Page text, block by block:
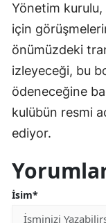
Yönetim kurulu,
için
önümüzdeki
izleyeceği, bu
ödeneceğine
kulübün resmi
ediyor.
İsim*